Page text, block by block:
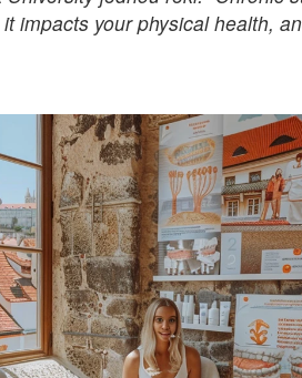
impacts your physical health,